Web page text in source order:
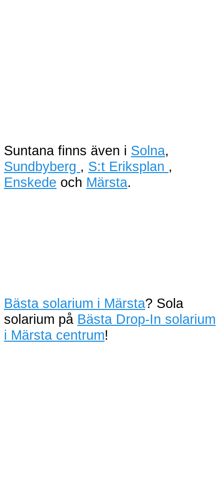
Suntana finns även i Solna,
Sundbyberg , S:t Eriksplan ,
Enskede och Märsta.
Bästa solarium i Märsta? Sola
solarium på Bästa Drop-In solarium
i Märsta centrum!